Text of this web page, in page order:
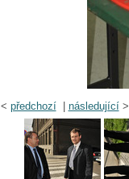
< předchozí| následující>